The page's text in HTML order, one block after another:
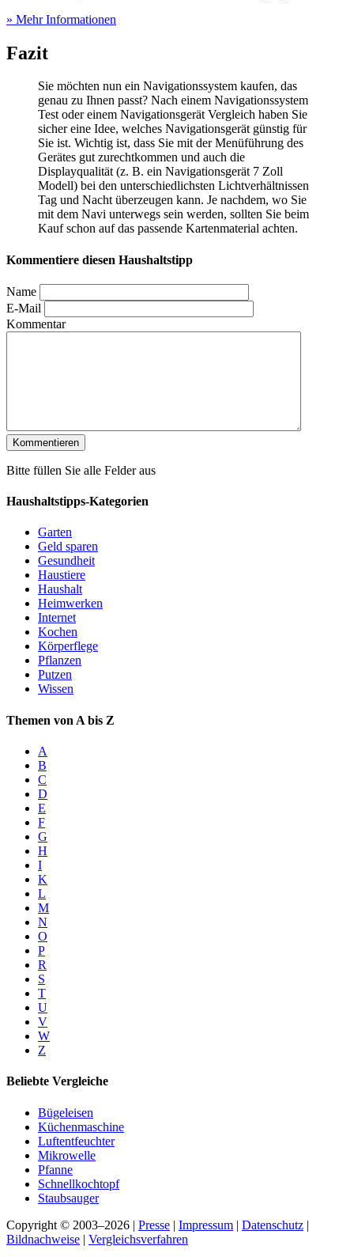
» Mehr Informationen
Fazit
Sie möchten nun ein Navigationssystem kaufen, das
genau zu Ihnen passt? Nach einem Navigationssystem
Testoder einem Navigationsgerät Vergleich haben Sie
sicher eine Idee, welches Navigationsgerät günstig für
Sie ist. Wichtig ist, dass Sie mit der Menüführung des
Gerätes gut zurechtkommen und auch die
Displayqualität (z. B. ein Navigationsgerät 7 Zoll
Modell) bei den unterschiedlichsten Lichtverhältnissen
Tag und Nacht überzeugen kann. Je nachdem, wo Sie
mit dem Navi unterwegs sein werden, sollten Sie beim
Kauf schon auf das passende Kartenmaterial achten.
Kommentiere diesen Haushaltstipp
Name
E-Mail
Kommentar
Bitte füllen Sie alle Felder aus
Haushaltstipps-Kategorien
Garten
Geld sparen
Gesundheit
Haustiere
Haushalt
Heimwerken
Internet
Kochen
Körperflege
Pflanzen
Putzen
Wissen
Themen von A bis Z
A
B
C
D
E
F
G
H
I
K
L
M
N
O
P
R
S
T
U
V
W
Z
Beliebte Vergleiche
Bügeleisen
Küchenmaschine
Luftentfeuchter
Mikrowelle
Pfanne
Schnellkochtopf
Staubsauger
Copyright © 2003–2026 | Presse | Impressum | Datenschutz |
Bildnachweise | Vergleichsverfahren